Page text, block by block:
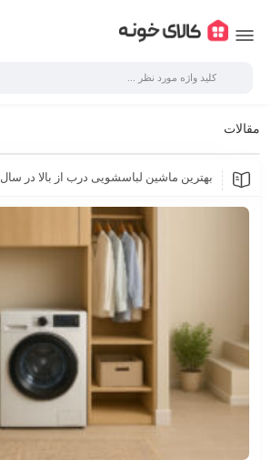
مقالات
بهترین ماشین لباسشویی درب از بالا در سال 2025